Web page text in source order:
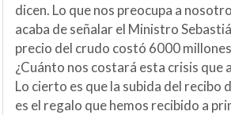
dicen. Lo que nos preocupa a
acaba de señalar el Ministro
precio del crudo costó 6000
¿Cuánto nos costará esta crisis que
Lo cierto es que la subida del recibo
es el regalo que hemos recibido a